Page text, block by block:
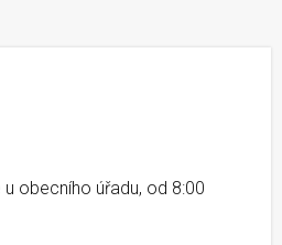
obecního úřadu, od 8:00